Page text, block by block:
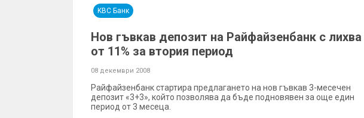
KBC Банк
Нов гъвкав депозит на Райфайзенбанк с лихва
от 11% за втория период
08 декември 2008
Райфайзенбанк стартира предлагането на нов гъвкав 3-месечен
депозит «3+3», който позволява да бъде подновявен за още един
период от 3 месеца.